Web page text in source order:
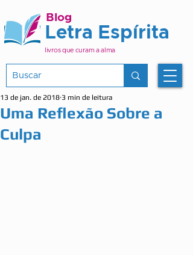
Letra Espírita
Blog
livros que curam a alma
Uma Reflexão Sobre a
Culpa
13 de jan. de 2018 3 min de leitura